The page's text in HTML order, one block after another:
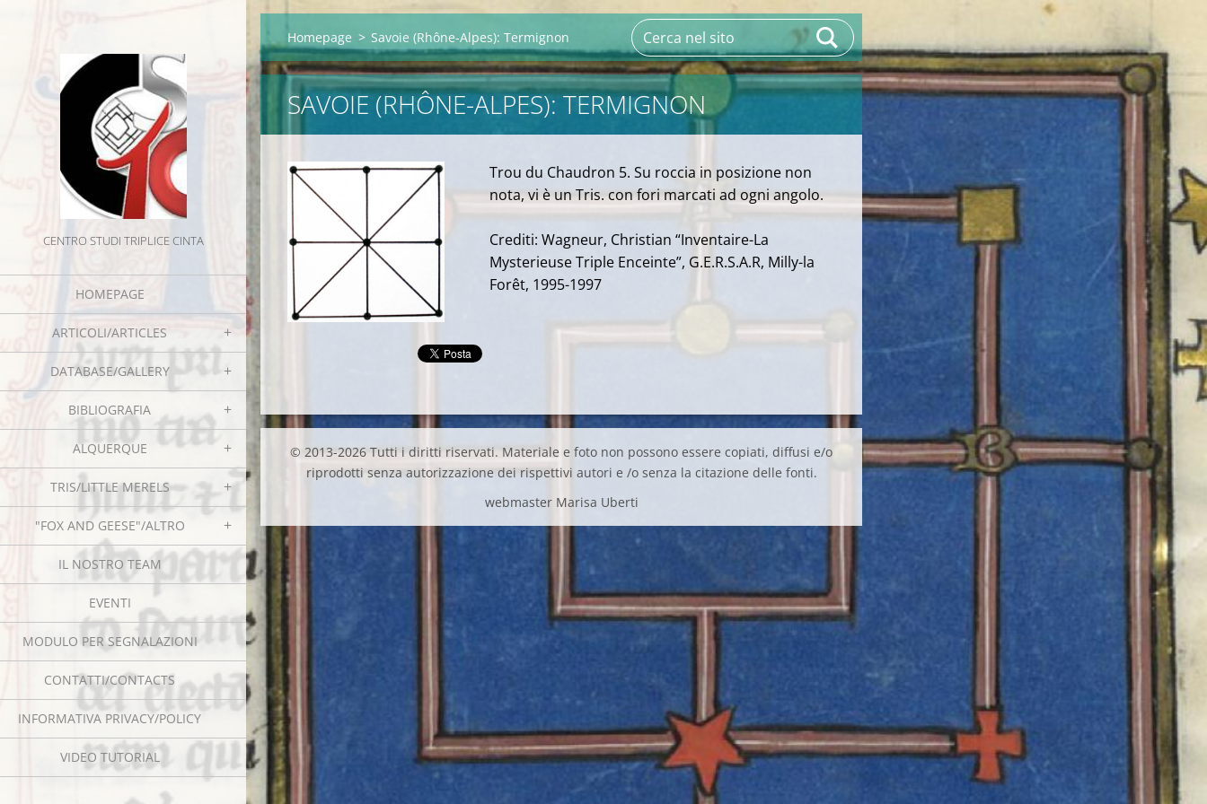
CENTRO STUDI TRIPLICE CINTA
HOMEPAGE
ARTICOLI/ARTICLES
DATABASE/GALLERY
BIBLIOGRAFIA
ALQUERQUE
TRIS/LITTLE MERELS
"FOX AND GEESE"/ALTRO
IL NOSTRO TEAM
EVENTI
MODULO PER SEGNALAZIONI
CONTATTI/CONTACTS
INFORMATIVA PRIVACY/POLICY
VIDEO TUTORIAL
Homepage > Savoie (Rhône-Alpes): Termignon
SAVOIE (RHÔNE-ALPES): TERMIGNON
Trou du Chaudron 5. Su roccia in posizione non
nota, vi è un Tris. con fori marcati ad ogni angolo.
Crediti: Wagneur, Christian “Inventaire-La
Mysterieuse Triple Enceinte”, G.E.R.S.A.R, Milly-la
Forêt, 1995-1997
© 2013-2026 Tutti i diritti riservati. Materiale e foto non possono essere copiati, diffusi e/o
riprodotti senza autorizzazione dei rispettivi autori e /o senza la citazione delle fonti.
webmaster Marisa Uberti